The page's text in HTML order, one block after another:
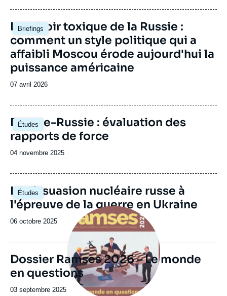
publication
Briefings
Image
principale
Le miroir toxique de la Russie :
comment un style politique qui a
affaibli Moscou érode aujourd'hui la
puissance américaine
Date
publication
07 avril 2026
Études
Image
principale
Europe-Russie : évaluation des
rapports de force
Date
publication
04 novembre 2025
Études
Image
principale
La dissuasion nucléaire russe à
l'épreuve de la guerre en Ukraine
Date
publication
06 octobre 2025
Image
principale
Dossier Ramses 2026 – Le monde
en questions
Date
03 septembre 2025